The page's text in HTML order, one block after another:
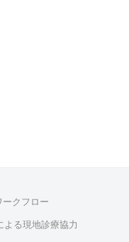
ークフロー
よる現地診療協力